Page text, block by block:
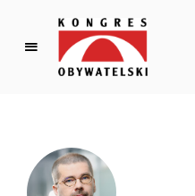
K
g
r